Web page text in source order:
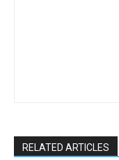
RELATED ARTICLES